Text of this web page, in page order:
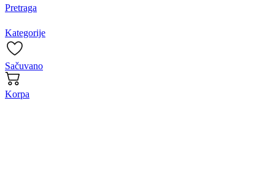
Pretraga
Kategorije
Sačuvano
Korpa